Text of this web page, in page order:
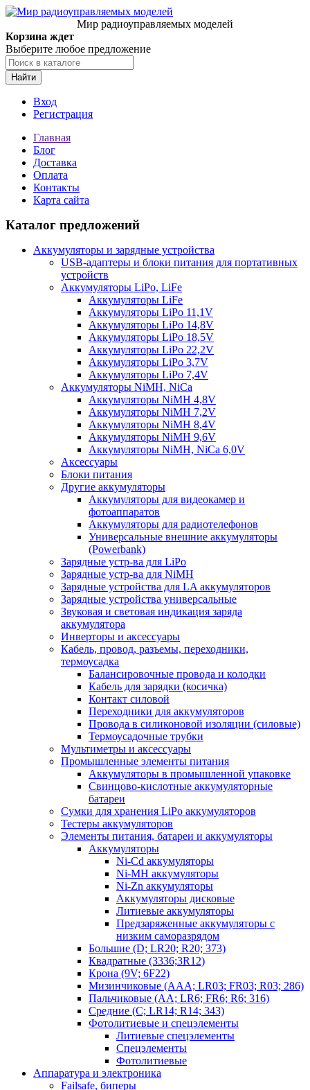
Мир радиоуправляемых моделей
Корзина ждет
Выберите любое предложение
Найти
Вход
Регистрация
Главная
Блог
Доставка
Оплата
Контакты
Карта сайта
Каталог предложений
Аккумуляторы и зарядные устройства
USB-адаптеры и блоки питания для портативных
устройств
Аккумуляторы LiPo, LiFe
Аккумуляторы LiFe
Аккумуляторы LiPo 11,1V
Аккумуляторы LiPo 14,8V
Аккумуляторы LiPo 18,5V
Аккумуляторы LiPo 22,2V
Аккумуляторы LiPo 3,7V
Аккумуляторы LiPo 7,4V
Аккумуляторы NiMH, NiCa
Аккумуляторы NiMH 4,8V
Аккумуляторы NiMH 7,2V
Аккумуляторы NiMH 8,4V
Аккумуляторы NiMH 9,6V
Аккумуляторы NiMH, NiCa 6,0V
Аксессуары
Блоки питания
Другие аккумуляторы
Аккумуляторы для видеокамер и
фотоаппаратов
Аккумуляторы для радиотелефонов
Универсальные внешние аккумуляторы
(Powerbank)
Зарядные устр-ва для LiPo
Зарядные устр-ва для NiMH
Зарядные устройства для LA аккумуляторов
Зарядные устройства универсальные
Звуковая и световая индикация заряда
аккумулятора
Инверторы и аксессуары
Кабель, провод, разъемы, переходники,
термоусадка
Балансировочные провода и колодки
Кабель для зарядки (косичка)
Контакт силовой
Переходники для аккумуляторов
Провода в силиконовой изоляции (силовые)
Термоусадочные трубки
Мультиметры и аксессуары
Промышленные элементы питания
Аккумуляторы в промышленной упаковке
Свинцово-кислотные аккумуляторные
батареи
Сумки для хранения LiPo аккумуляторов
Тестеры аккумуляторов
Элементы питания, батареи и аккумуляторы
Аккумуляторы
Ni-Cd аккумуляторы
Ni-MH аккумуляторы
Ni-Zn аккумуляторы
Аккумуляторы дисковые
Литиевые аккумуляторы
Предзаряженные аккумуляторы с
низким саморазрядом
Большие (D; LR20; R20; 373)
Квадратные (3336;3R12)
Крона (9V; 6F22)
Мизинчиковые (AAA; LR03; FR03; R03; 286)
Пальчиковые (AA; LR6; FR6; R6; 316)
Средние (C; LR14; R14; 343)
Фотолитиевые и спецэлементы
Литиевые спецэлементы
Спецэлементы
Фотолитиевые
Аппаратура и электроника
Failsafe, биперы